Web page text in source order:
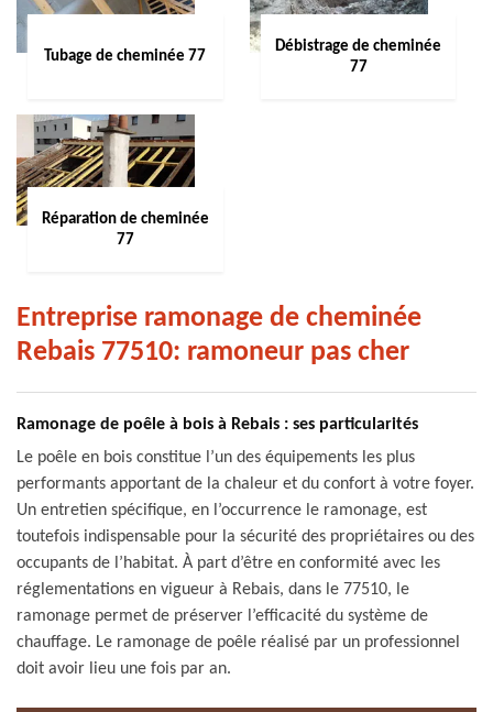
Tubage de cheminée 77
Débistrage de cheminée
77
Réparation de cheminée
77
Entreprise ramonage de cheminée
Rebais 77510: ramoneur pas cher
Ramonage de poêle à bois à Rebais : ses particularités
Le poêle en bois constitue l’un des équipements les plus
performants apportant de la chaleur et du confort à votre foyer.
Un entretien spécifique, en l’occurrence le ramonage, est
toutefois indispensable pour la sécurité des propriétaires ou des
occupants de l’habitat. À part d’être en conformité avec les
réglementations en vigueur à Rebais, dans le 77510, le
ramonage permet de préserver l’efficacité du système de
chauffage. Le ramonage de poêle réalisé par un professionnel
doit avoir lieu une fois par an.